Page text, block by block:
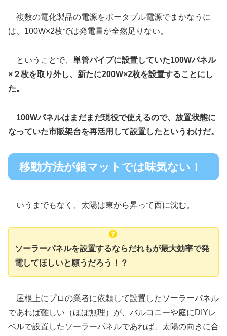
複数の電化製品の電源をポータブル電源でまかなうに
は、100W×2枚では発電量が全然足りない。
ということで、 単管パイプに設置していた100Wパネル
×２枚を取り外し、新たに200W×2枚を設置することにし
た。
100Wパネルはまだまだ現役で使えるので、放置状態に
なっていた市販架台を再活用して設置したというわけだ。
移動方法が銀マットでは味気ない！
いうまでもなく、太陽は東から昇って西に沈む。
ソーラーパネルを設置するならだれもが最大効率で発
電してほしいと願うだろう！？
屋根上にプロの業者に依頼して設置したソーラーパネル
であれば難しい（ほぼ無理）が、バルコニーや庭にDIYレ
ベルで設置したソーラーパネルであれば、太陽の向きに合